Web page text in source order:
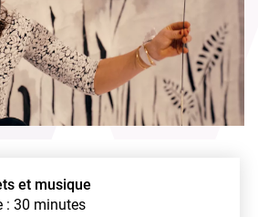
et musique
: 30 minutes